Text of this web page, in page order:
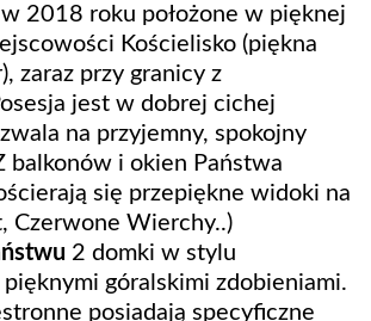
2018 roku położone w pięknej
Kościelisko (piękna
zaraz przy granicy z
jest w dobrej cichej
na przyjemny, spokojny
balkonów i okien Państwa
się przepiękne widoki na
Czerwone Wierchy..)
2 domki w stylu
góralskimi zdobieniami.
posiadają specyficzne